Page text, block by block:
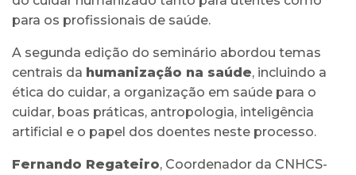
para os profissionais de saúde.
A segunda edição do seminário abordou temas
centrais da humanização na saúde, incluindo a
ética do cuidar, a organização em saúde para o
cuidar, boas práticas, antropologia, inteligência
artificial e o papel dos doentes neste processo.
Fernando Regateiro, Coordenador da CNHCS-